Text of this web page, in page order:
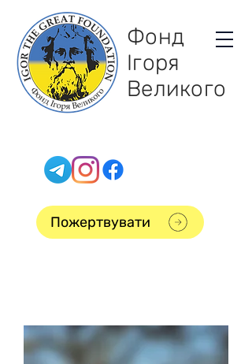
Фонд
Ігоря
Великого
Пожертвувати